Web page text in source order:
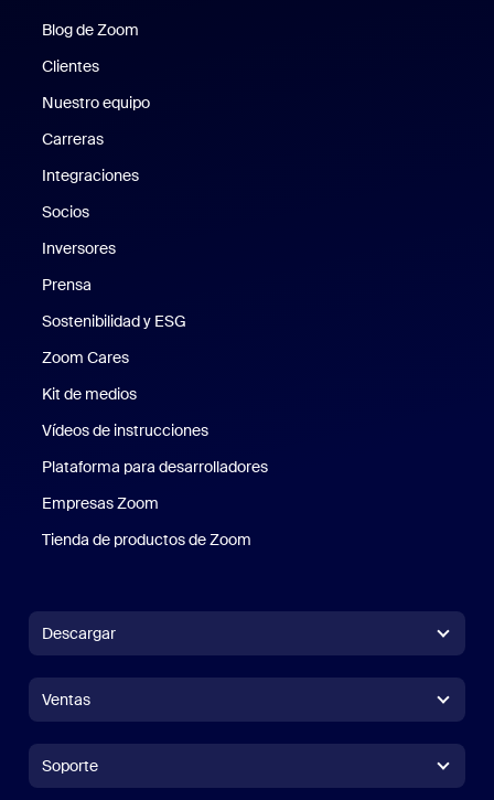
Blog de Zoom
Clientes
Nuestro equipo
Carreras
Integraciones
Socios
Inversores
Prensa
Sostenibilidad y ESG
Zoom Cares
Kit de medios
Vídeos de instrucciones
Plataforma para desarrolladores
Empresas Zoom
Tienda de productos de Zoom
Descargar
Aplicación Zoom RoomsAplicación Zoom Rooms
Zoom Rooms Controller
Ventas
Contacto con ventas
Soporte
Soporte